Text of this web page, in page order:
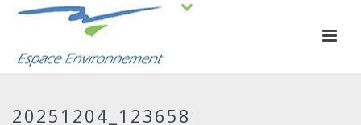
20251204_123658